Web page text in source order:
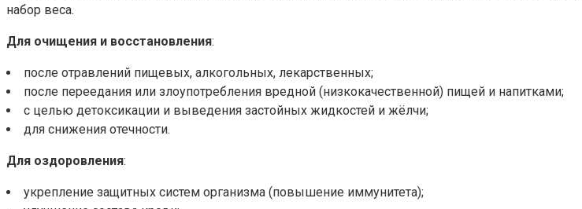
набор веса.
Для очищения и восстановления:
после отравлений пищевых, алкогольных, лекарственных;
после переедания или злоупотребления вредной (низкокачественной) пищей и напитками;
с целью детоксикации и выведения застойных жидкостей и жёлчи;
для снижения отечности.
Для оздоровления:
укрепление защитных систем организма (повышение иммунитета);